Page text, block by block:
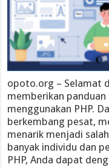
opoto.org – Selamat
memberikan
menggunakan PHP.
berkembang pesat,
menarik menjadi
banyak individu dan
PHP, Anda dapat